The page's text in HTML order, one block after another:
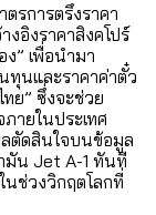
รการตรึงราคา
งอิงราคาสิงคโปร์
” เพื่อนำมา
ทุนและราคาค่าตั๋ว
ย” ซึ่งจะช่วย
ายในประเทศ
ลตัดสินใจบนข้อมูล
มัน Jet A-1 ทันที
นช่วงวิกฤตโลกที่